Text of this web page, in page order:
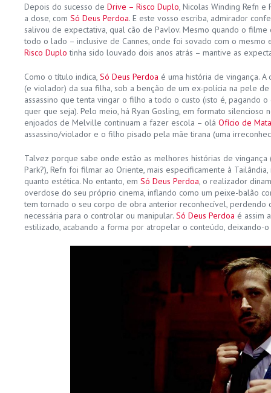
Depois do sucesso de Drive – Risco Duplo, Nicolas Winding Refn
a dose, com Só Deus Perdoa. E este vosso escriba, admirador
salivou de expectativa, qual cão de Pavlov. Mesmo quando o
todo o lado – inclusive de Cannes, onde foi sovado com o mesmo
Risco Duplo tinha sido louvado dois anos atrás – mantive as
Como o título indica, Só Deus Perdoa é uma história de vingança.
(e violador) da sua filha, sob a benção de um ex-polícia na pele de
assassino que tenta vingar o filho a todo o custo (isto é, pagando
quer que seja). Pelo meio, há Ryan Gosling, em formato silencioso
enjoados de Melville continuam a fazer escola – olá Ofício de
assassino/violador e o filho pisado pela mãe tirana (uma
Talvez porque sabe onde estão as melhores histórias de vingança
Park?), Refn foi filmar ao Oriente, mais especificamente à
quanto estética. No entanto, em Só Deus Perdoa, o realizador
overdose do seu próprio cinema, inflando como um peixe-balão
tem tornado o seu corpo de obra anterior reconhecível, perdendo
necessária para o controlar ou manipular. Só Deus Perdoa é assim
estilizado, acabando a forma por atropelar o conteúdo, deixando-